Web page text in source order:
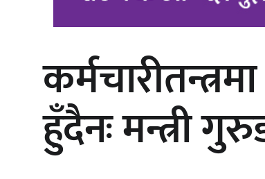
‘आइतबारको अफिस’ को
हुँदैनः मन्त्री